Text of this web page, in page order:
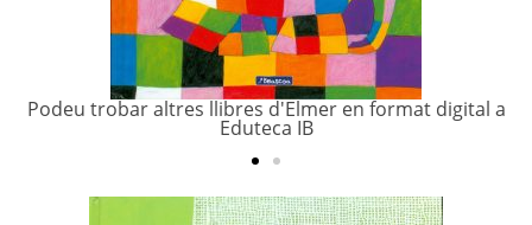
Podeu trobar altres llibres d'Elmer en format digital a
Eduteca IB